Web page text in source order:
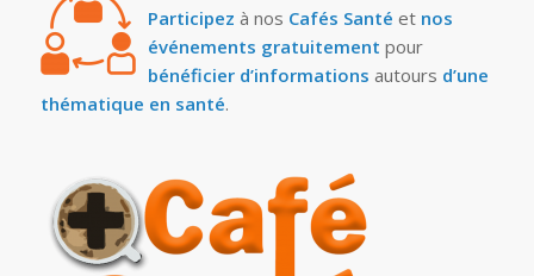
Participez à nos Cafés Santé et nos
événements gratuitement pour
bénéficier d’informations autours d’une
thématique en santé.